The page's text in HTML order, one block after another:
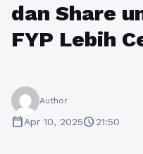
dan Share
FYP Lebih
Author
calendar_todayApr 10, 2025schedule21:50